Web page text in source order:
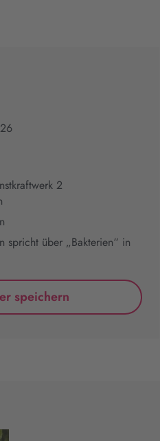
2
spricht über „Bakterien“ in
speichern